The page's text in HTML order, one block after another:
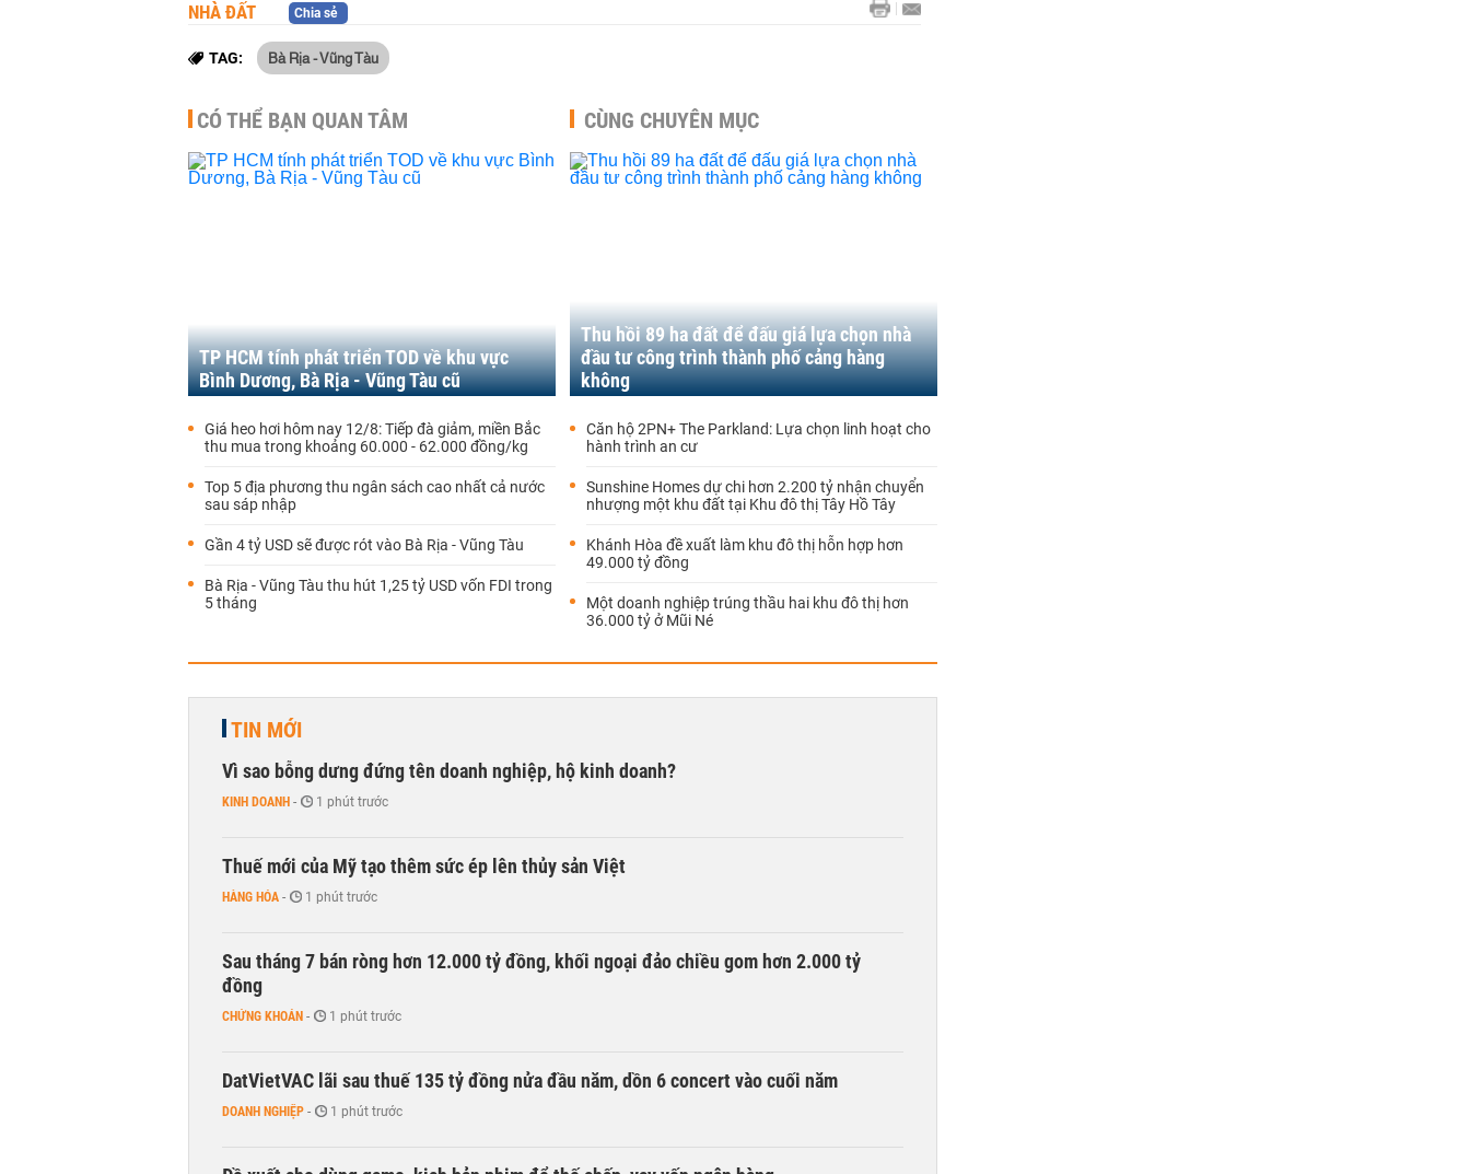
NHÀ ĐẤT Chia sẻ
TAG: Bà Rịa - Vũng Tàu
CÓ THỂ BẠN QUAN TÂM
TP HCM tính phát triển TOD về khu vực
Bình Dương, Bà Rịa - Vũng Tàu cũ
Giá heo hơi hôm nay 12/8: Tiếp đà giảm, miền Bắc
thu mua trong khoảng 60.000 - 62.000 đồng/kg
Top 5 địa phương thu ngân sách cao nhất cả nước
sau sáp nhập
Gần 4 tỷ USD sẽ được rót vào Bà Rịa - Vũng Tàu
Bà Rịa - Vũng Tàu thu hút 1,25 tỷ USD vốn FDI trong
5 tháng
CÙNG CHUYÊN MỤC
Thu hồi 89 ha đất để đấu giá lựa chọn nhà
đầu tư công trình thành phố cảng hàng
không
Căn hộ 2PN+ The Parkland: Lựa chọn linh hoạt cho
hành trình an cư
Sunshine Homes dự chi hơn 2.200 tỷ nhận chuyển
nhượng một khu đất tại Khu đô thị Tây Hồ Tây
Khánh Hòa đề xuất làm khu đô thị hỗn hợp hơn
49.000 tỷ đồng
Một doanh nghiệp trúng thầu hai khu đô thị hơn
36.000 tỷ ở Mũi Né
TIN MỚI
Vì sao bỗng dưng đứng tên doanh nghiệp, hộ kinh doanh?
KINH DOANH - 1 phút trước
Thuế mới của Mỹ tạo thêm sức ép lên thủy sản Việt
HÀNG HÓA - 1 phút trước
Sau tháng 7 bán ròng hơn 12.000 tỷ đồng, khối ngoại đảo chiều gom hơn 2.000 tỷ
đồng
CHỨNG KHOÁN - 1 phút trước
DatVietVAC lãi sau thuế 135 tỷ đồng nửa đầu năm, dồn 6 concert vào cuối năm
DOANH NGHIỆP - 1 phút trước